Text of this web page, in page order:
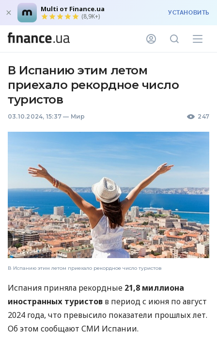
Multi от Finance.ua
(8,9K+) УСТАНОВИТЬ
В Испанию этим летом
приехало рекордное число
туристов
03.10.2024, 15:37 — Мир 247
В Испанию этим летом приехало рекордное число туристов
Испания приняла рекордные 21,8 миллиона
иностранных туристов в период с июня по август
2024 года, что превысило показатели прошлых лет.
Об этом сообщают СМИ Испании.